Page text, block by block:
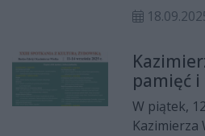
leczenia
możliwości
pamięć i
W piątek,
Kazimierza